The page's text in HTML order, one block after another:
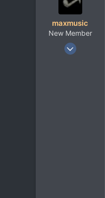
maxmusic
New Member
10 Дек 2008